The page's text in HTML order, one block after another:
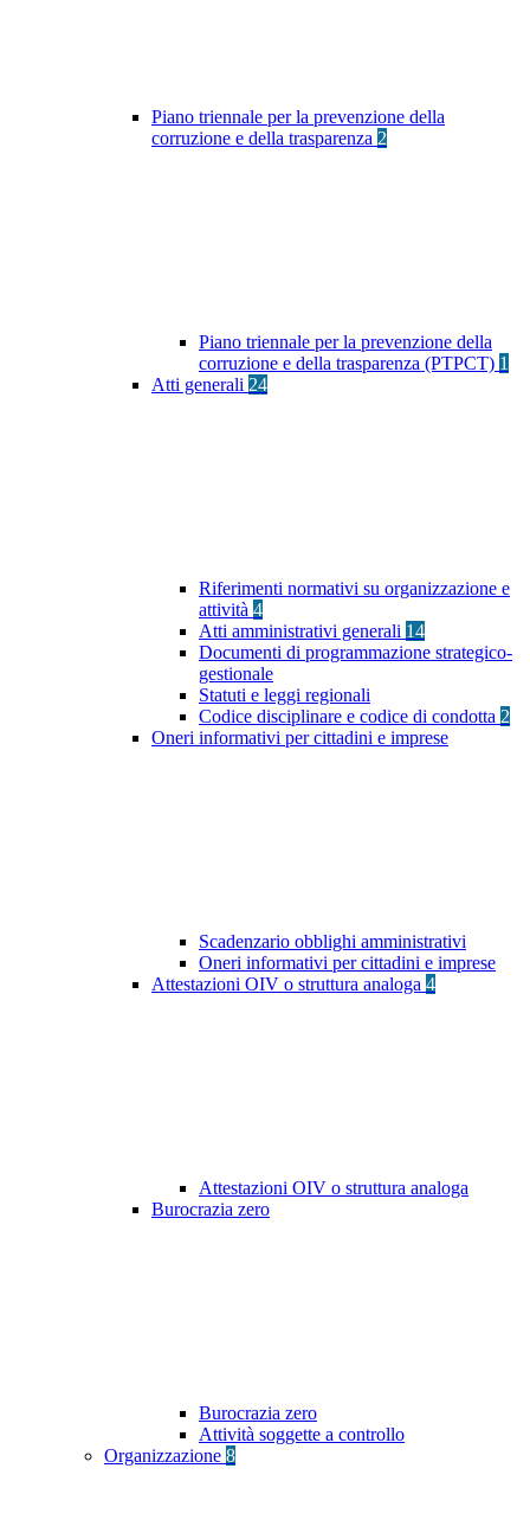
Piano triennale per la prevenzione della
corruzione e della trasparenza 2
Piano triennale per la prevenzione della
corruzione e della trasparenza (PTPCT) 1
Atti generali 24
Riferimenti normativi su organizzazione e
attività 4
Atti amministrativi generali 14
Documenti di programmazione strategico-
gestionale
Statuti e leggi regionali
Codice disciplinare e codice di condotta 2
Oneri informativi per cittadini e imprese
Scadenzario obblighi amministrativi
Oneri informativi per cittadini e imprese
Attestazioni OIV o struttura analoga 4
Attestazioni OIV o struttura analoga
Burocrazia zero
Burocrazia zero
Attività soggette a controllo
Organizzazione 8